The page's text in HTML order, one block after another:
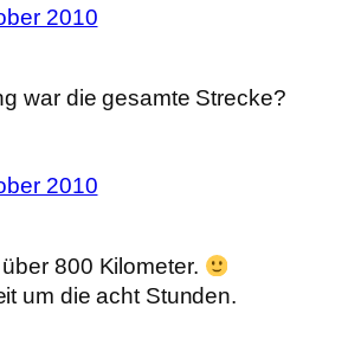
2010
war die gesamte Strecke?
2010
800 Kilometer.
um die acht Stunden.